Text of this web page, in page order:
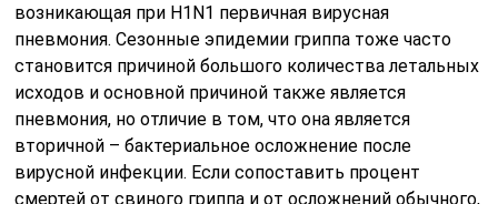
возникающая при H1N1 первичная вирусная
пневмония. Сезонные эпидемии гриппа тоже часто
становится причиной большого количества летальных
исходов и основной причиной также является
пневмония, но отличие в том, что она является
вторичной – бактериальное осложнение после
вирусной инфекции. Если сопоставить процент
смертей от свиного гриппа и от осложнений обычного,